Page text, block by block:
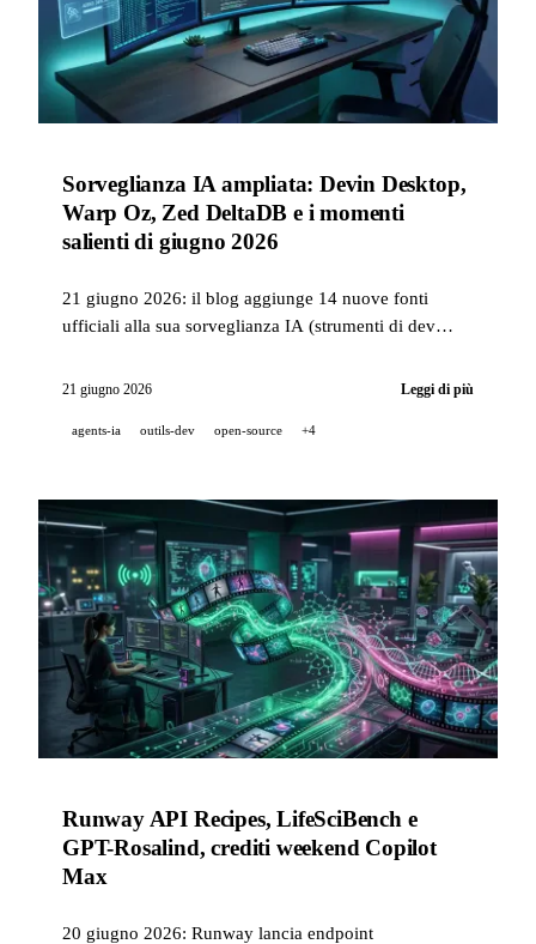
Sorveglianza IA ampliata: Devin Desktop,
Warp Oz, Zed DeltaDB e i momenti
salienti di giugno 2026
21 giugno 2026: il blog aggiunge 14 nuove fonti
ufficiali alla sua sorveglianza IA (strumenti di dev
giugno: Devin Desktop succede a Windsurf, Warp
DeltaDB, Replit rafforza la sicurezza.
21 giugno 2026 Leggi di più
agents-ia outils-dev open-source +4
Runway API Recipes, LifeSciBench e
GPT-Rosalind, crediti weekend Copilot
Max
20 giugno 2026: Runway lancia endpoint